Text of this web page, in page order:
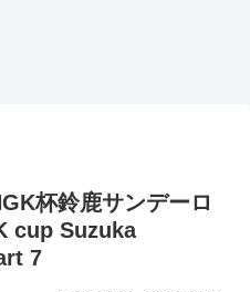
杯鈴鹿サンデーロ
cup Suzuka
7